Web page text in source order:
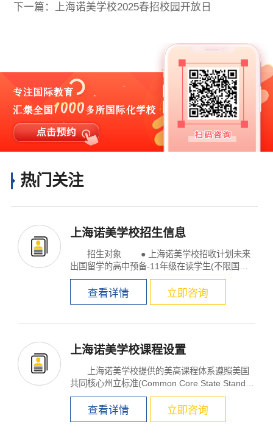
下一篇：上海诺美学校2025春招校园开放日
热门关注
上海诺美学校招生信息
招生对象 ● 上海诺美学校招收计划未来
出国留学的高中预备-11年级在读学生(不限国
籍、学籍)...
查看详情 立即咨询
上海诺美学校课程设置
上海诺美学校提供的美高课程体系遵照美国
共同核心州立标准(Common Core State Standar
ds)实施授课，...
查看详情 立即咨询